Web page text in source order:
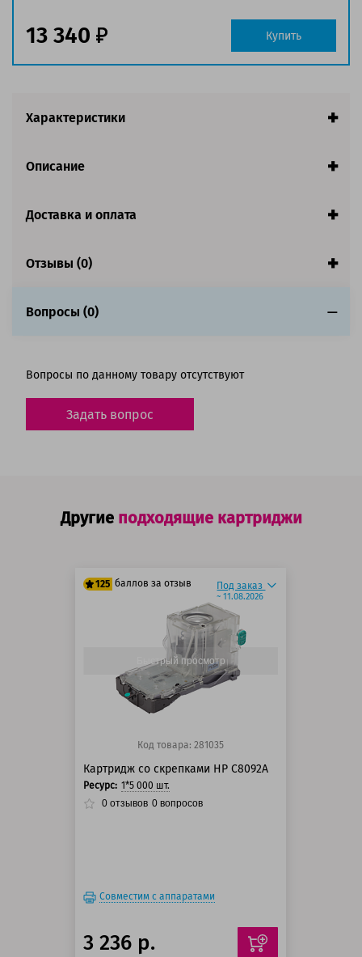
Страна:Китай
Старая упаковка. Количество ограничено.
13 340 Купить
Характеристики
Описание
Доставка и оплата
Отзывы (0)
Вопросы (0)
Вопросы по данному товару отсутствуют
Задать вопрос
Другие подходящие картриджи
125 баллов за отзыв Под заказ
~ 11.08.2026
Быстрый просмотр
Код товара: 281035
Картридж со скрепками HP C8092A
Ресурс: 1*5 000 шт.
0 отзывов 0 вопросов
Совместим с аппаратами
3 236 р.